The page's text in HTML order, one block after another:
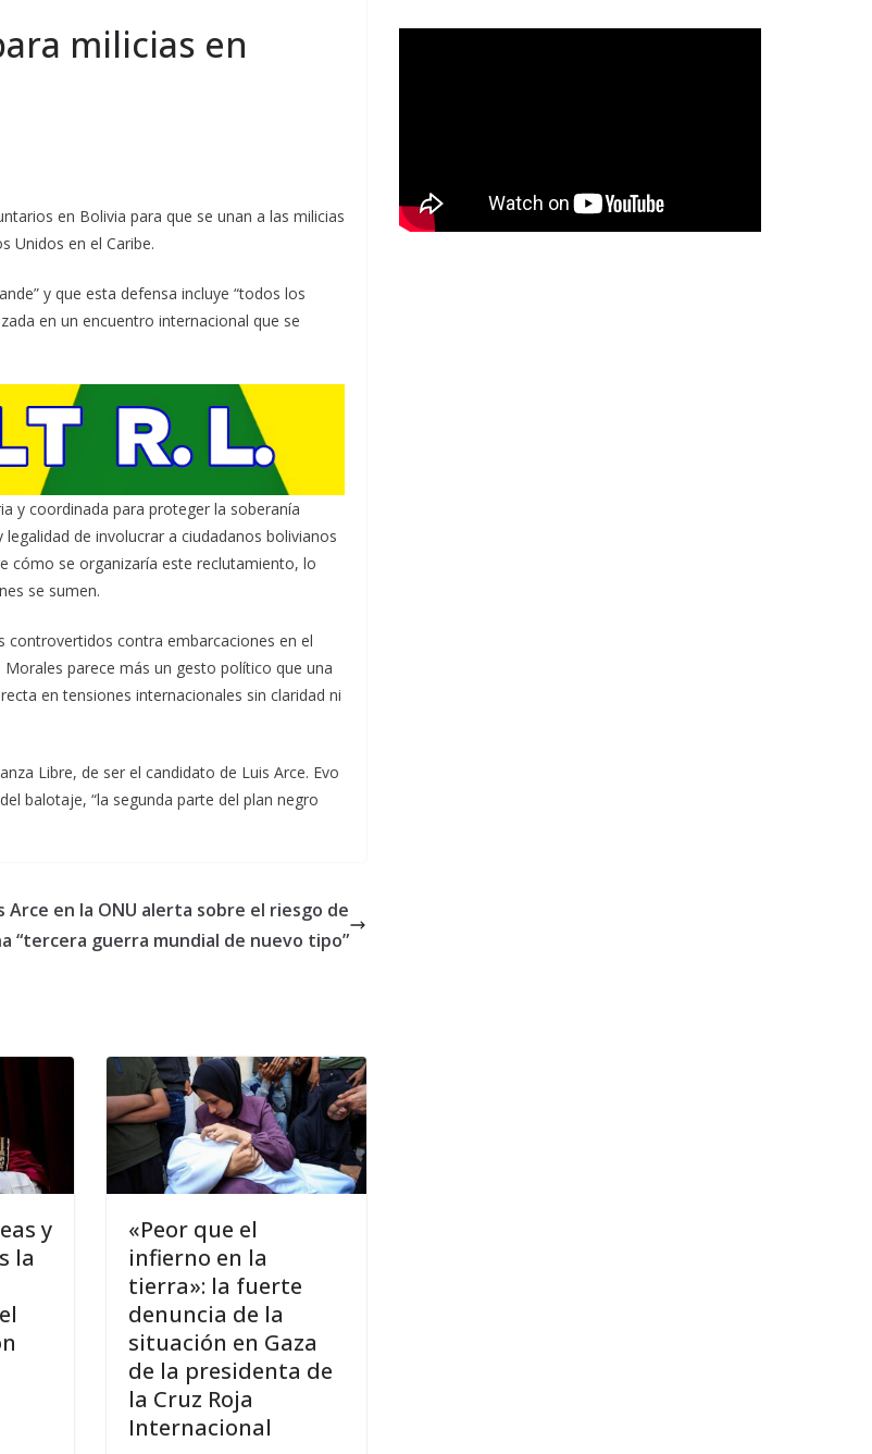
milicias en
en Bolivia para que se unan a las milicias
Unidos en el Caribe.
y que esta defensa incluye “todos los
en un encuentro internacional que se
y coordinada para proteger la soberanía
de involucrar a ciudadanos bolivianos
cómo se organizaría este reclutamiento, lo
se sumen.
controvertidos contra embarcaciones en el
parece más un gesto político que una
en tensiones internacionales sin claridad ni
Libre, de ser el candidato de Luis Arce. Evo
balotaje, “la segunda parte del plan negro
Arce en la ONU alerta sobre el riesgo de
“tercera guerra mundial de nuevo tipo”
y
la
«Peor que el
infierno en la
tierra»: la fuerte
denuncia de la
situación en Gaza
de la presidenta de
la Cruz Roja
Internacional